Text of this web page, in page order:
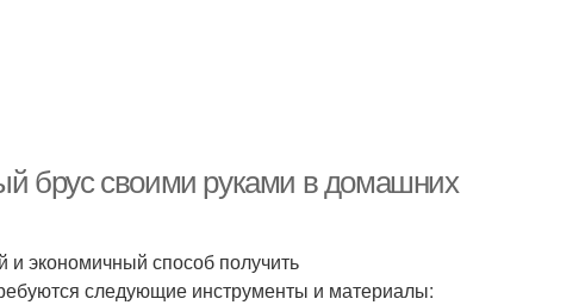
брус своими руками в домашних
и экономичный способ получить
следующие инструменты и материалы: